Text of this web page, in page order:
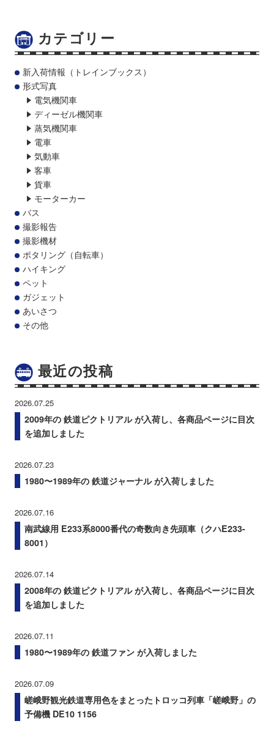
カテゴリー
新入荷情報（トレインブックス）
形式写真
電気機関車
ディーゼル機関車
蒸気機関車
電車
気動車
客車
貨車
モーターカー
バス
撮影報告
撮影機材
ポタリング（自転車）
ハイキング
ペット
ガジェット
あいさつ
その他
最近の投稿
2026.07.25
2009年の 鉄道ピクトリアル が入荷し、各商品ページに目次
を追加しました
2026.07.23
1980〜1989年の 鉄道ジャーナル が入荷しました
2026.07.16
南武線用 E233系8000番代の奇数向き先頭車（クハE233-
8001）
2026.07.14
2008年の 鉄道ピクトリアル が入荷し、各商品ページに目次
を追加しました
2026.07.11
1980〜1989年の 鉄道ファン が入荷しました
2026.07.09
嵯峨野観光鉄道専用色をまとったトロッコ列車「嵯峨野」の
予備機 DE10 1156